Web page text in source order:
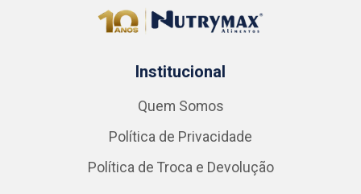
Institucional
Quem Somos
Política de Privacidade
Política de Troca e Devolução